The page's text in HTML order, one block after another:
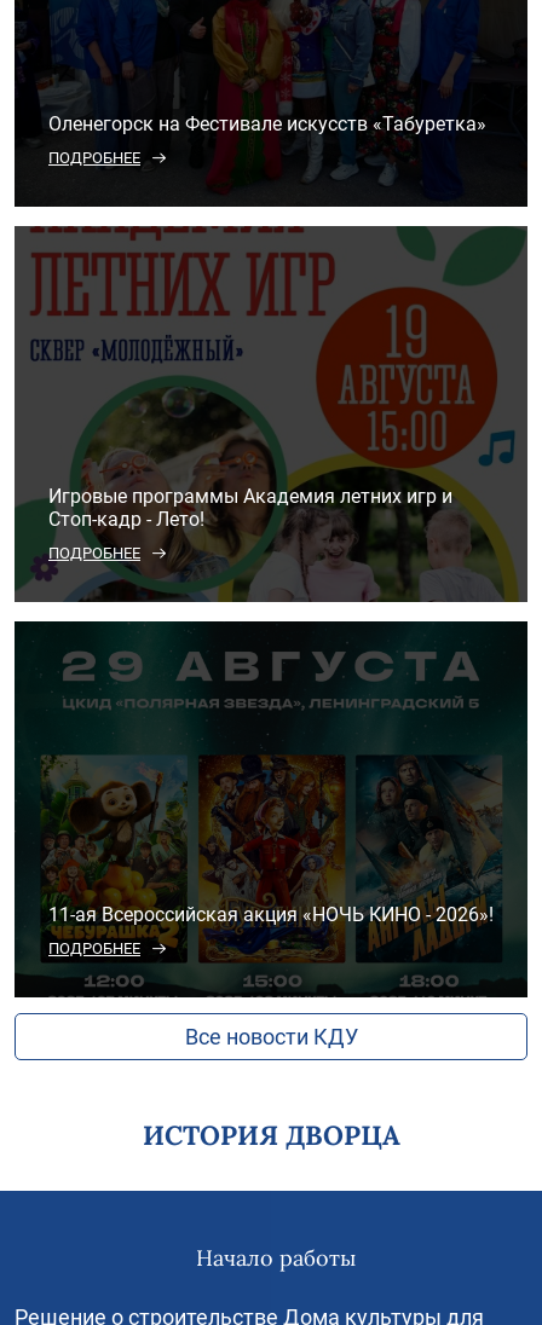
Оленегорск на Фестивале искусств «Табуретка»
ПОДРОБНЕЕ
Игровые программы Академия летних игр и
Стоп-кадр - Лето!
ПОДРОБНЕЕ
11-ая Всероссийская акция «НОЧЬ КИНО - 2026»!
ПОДРОБНЕЕ
Все новости КДУ
ИСТОРИЯ ДВОРЦА
Начало работы
Решение о строительстве Дома культуры для